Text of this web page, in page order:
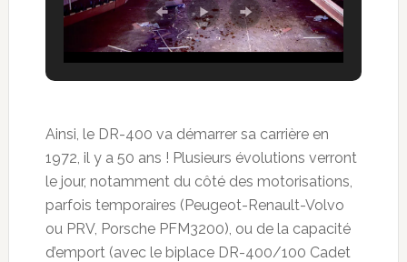
Ainsi, le DR-400 va démarrer sa carrière en
1972, il y a 50 ans ! Plusieurs évolutions verront
le jour, notamment du côté des motorisations,
parfois temporaires (Peugeot-Renault-Volvo
ou PRV, Porsche PFM3200), ou de la capacité
d’emport (avec le biplace DR-400/100 Cadet